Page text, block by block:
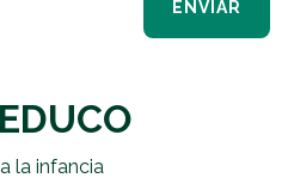
ENVIAR
la infancia